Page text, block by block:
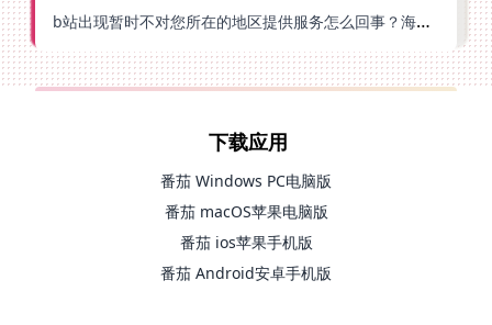
b站出现暂时不对您所在的地区提供服务怎么回事？海外党亲测有效的回国加速方案
下载应用
番茄 Windows PC电脑版
番茄 macOS苹果电脑版
番茄 ios苹果手机版
番茄 Android安卓手机版